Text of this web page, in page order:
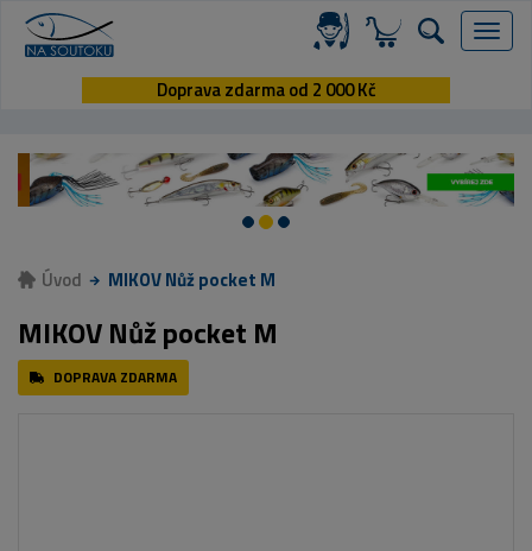
Menu
Doprava zdarma od 2 000 Kč
Úvod MIKOV Nůž pocket M
MIKOV Nůž pocket M
DOPRAVA ZDARMA